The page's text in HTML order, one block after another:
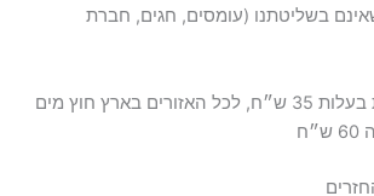
שאינם בשליטתנו (עומסים, חגים, חברת
משלוח עד הבית בעלות 35 ש״ח, לכל האזורים בארץ חוץ מים